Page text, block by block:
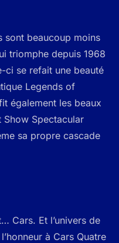
sont beaucoup moins
triomphe depuis 1968
ci se refait une beauté
Legends of
également les beaux
Spectacular
sa propre cascade
Cars. Et l’univers de
à Cars Quatre